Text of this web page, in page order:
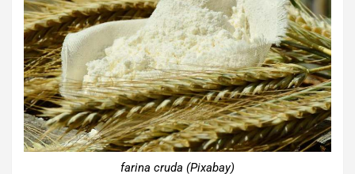
farina cruda (Pixabay)